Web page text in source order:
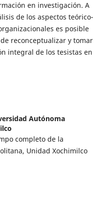
en investigación. A
de los aspectos teórico-
es posible
reconceptualizar y tomar
integral de los tesistas en
Autónoma
completo de la
Unidad Xochimilco